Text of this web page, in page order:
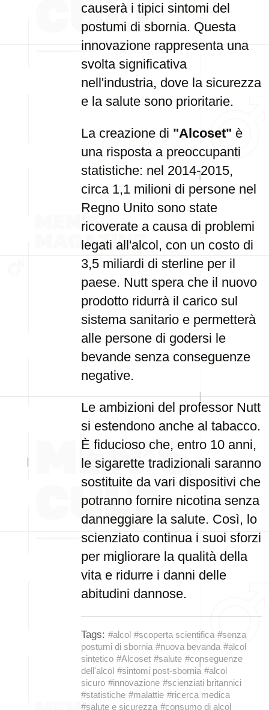
causerà i tipici sintomi del
postumi di sbornia. Questa
innovazione rappresenta una
svolta significativa
nell'industria, dove la sicurezza
e la salute sono prioritarie.
La creazione di "Alcoset" è
una risposta a preoccupanti
statistiche: nel 2014-2015,
circa 1,1 milioni di persone nel
Regno Unito sono state
ricoverate a causa di problemi
legati all'alcol, con un costo di
3,5 miliardi di sterline per il
paese. Nutt spera che il nuovo
prodotto ridurrà il carico sul
sistema sanitario e permetterà
alle persone di godersi le
bevande senza conseguenze
negative.
Le ambizioni del professor Nutt
si estendono anche al tabacco.
È fiducioso che, entro 10 anni,
le sigarette tradizionali saranno
sostituite da vari dispositivi che
potranno fornire nicotina senza
danneggiare la salute. Così, lo
scienziato continua i suoi sforzi
per migliorare la qualità della
vita e ridurre i danni delle
abitudini dannose.
Tags: #alcol #scoperta scientifica #senza
postumi di sbornia #nuova bevanda #alcol
sintetico #Alcoset #salute #conseguenze
dell'alcol #sintomi post-sbornia #alcol
sicuro #innovazione #scienziati britannici
#statistiche #malattie #ricerca medica
#salute e sicurezza #consumo di alcol